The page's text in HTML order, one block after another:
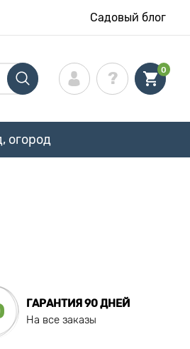
Садовый блог
0
огород
ГАРАНТИЯ 90 ДНЕЙ
На все заказы